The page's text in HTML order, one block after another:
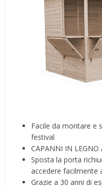
Facile da montare e
festival
CAPANNI IN LEGNO
Sposta la porta
accedere facilmente
Grazie a 30 anni di